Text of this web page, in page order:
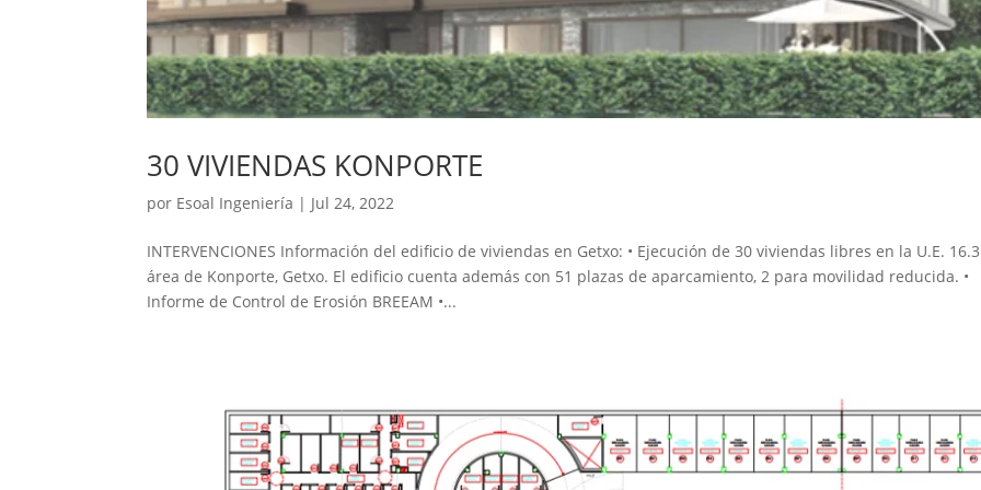
30 VIVIENDAS KONPORTE
por Esoal Ingeniería | Jul 24, 2022
INTERVENCIONES Información del edificio de viviendas en Getxo: • Ejecución de 30 viviendas libres en la U.E.
área de Konporte, Getxo. El edificio cuenta además con 51 plazas de aparcamiento, 2 para movilidad reducida. •
Informe de Control de Erosión BREEAM •...